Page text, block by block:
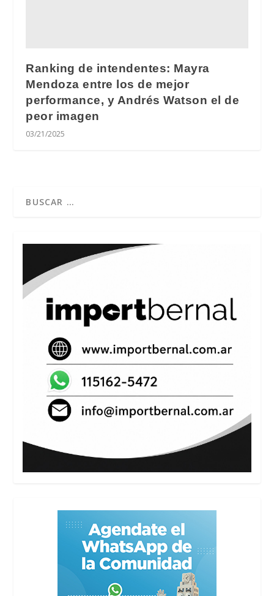
Ranking de intendentes: Mayra
Mendoza entre los de mejor
performance, y Andrés Watson el de
peor imagen
03/21/2025